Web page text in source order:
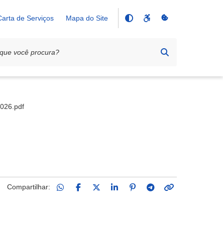
de Serviços Mapa do Site
Compartilhar: